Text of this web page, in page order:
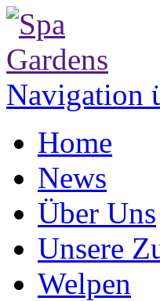
Navigation
Home
News
Über Uns
Unsere
Welpen